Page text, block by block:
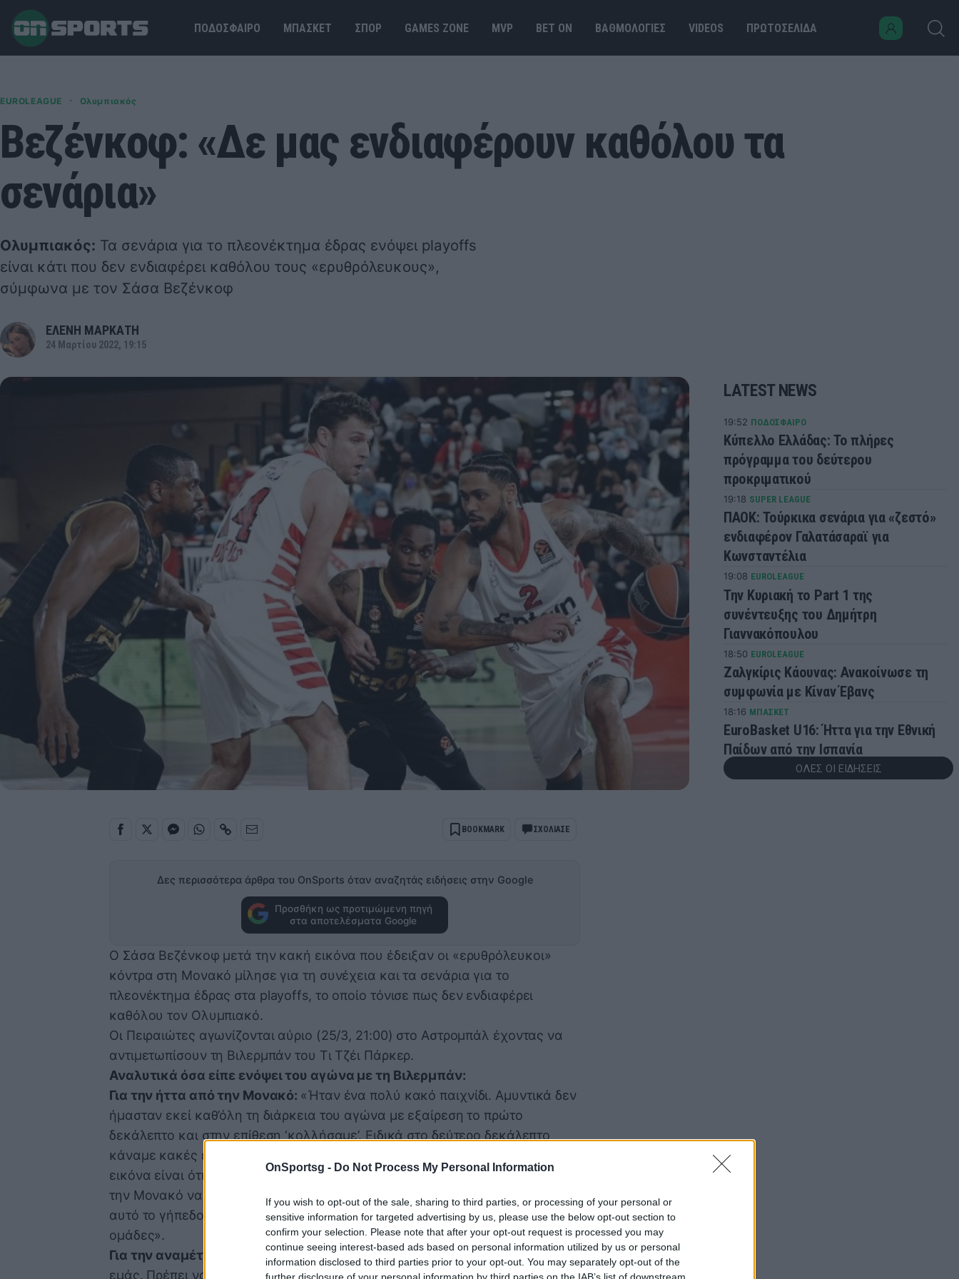
OnSportsg - Do Not Process My Personal Information
If you wish to opt-out of the sale, sharing to third parties, or processing of your personal or
sensitive information for targeted advertising by us, please use the below opt-out section to
confirm your selection. Please note that after your opt-out request is processed you may
continue seeing interest-based ads based on personal information utilized by us or personal
information disclosed to third parties prior to your opt-out. You may separately opt-out of the
ΠΟΔΟΣΦΑΙΡΟ ΜΠΑΣΚΕΤ ΣΠΟΡ GAMES ΖΟΝΕ MVP BET ΟΝ ΒΑΘΜΟΛΟΓΙΕΣ VIDEOS ΠΡΩΤΟΣΕΛΙΔΑ
EUROLEAGUE · Ολυμπιακός
Βεζένκοφ: «Δε μας ενδιαφέρουν καθόλου τα
σενάρια»
Ολυμπιακός: Τα σενάρια για το πλεονέκτημα έδρας ενόψει playoffs
είναι κάτι που δεν ενδιαφέρει καθόλου τους «ερυθρόλευκους»,
σύμφωνα με τον Σάσα Βεζένκοφ
ΕΛΕΝΗ ΜΑΡΚΑΤΗ
24 Μαρτίου 2022, 19:15
BOOKMARK ΣΧΟΛΙΑΣΕ
Δες περισσότερα άρθρα του OnSports όταν αναζητάς ειδήσεις στην Google
Προσθήκη ως προτιμώμενη πηγή
στα αποτελέσματα Google
Ο Σάσα Βεζένκοφ μετά την κακή εικόνα που έδειξαν οι «ερυθρόλευκοι»
κόντρα στη Μονακό μίλησε για τη συνέχεια και τα σενάρια για το
πλεονέκτημα έδρας στα playoffs, το οποίο τόνισε πως δεν ενδιαφέρει
καθόλου τον Ολυμπιακό.
Οι Πειραιώτες αγωνίζονται αύριο (25/3, 21:00) στο Αστρομπάλ έχοντας να
αντιμετωπίσουν τη Βιλερμπάν του Τι Τζέι Πάρκερ.
Αναλυτικά όσα είπε ενόψει του αγώνα με τη Βιλερμπάν:
Για την ήττα από την Μονακό: «Ήταν ένα πολύ κακό παιχνίδι. Αμυντικά δεν
ήμασταν εκεί καθ’όλη τη διάρκεια του αγώνα με εξαίρεση το πρώτο
δεκάλεπτο και στην επίθεση ‘κολλήσαμε’. Ειδικά στο δεύτερο δεκάλεπτο
κάναμε κακές επιλογές και τους δώσαμε εύκολους πόντους. Η γενική
εικόνα είναι ότι δεν παίξαμε σκληρά, δεν ελέγξαμε τον ρυθμό και αφήσαμε
την Μονακό να νιώσει πάρα πολύ άνετα. Η Μονακό έχει αποδείξει πως σε
αυτό το γήπεδο ειδικά παίζει πολύ καλά και έχει κερδίσει πολλές καλές
ομάδες».
Για την αναμέτρηση στην Λυών:«Το ότι έχουμε άμεσα ματς είναι θετικό για
εμάς. Πρέπει να μάθουμε από τα λάθη μας, πρέπει να βρούμε τι δεν κάναμε
LATEST NEWS
19:52 ΠΟΔΟΣΦΑΙΡΟ
Κύπελλο Ελλάδας: Το πλήρες
πρόγραμμα του δεύτερου
προκριματικού
19:18 SUPER LEAGUE
ΠΑΟΚ: Τούρκικα σενάρια για «ζεστό»
ενδιαφέρον Γαλατάσαραϊ για
Κωνσταντέλια
19:08 EUROLEAGUE
Την Κυριακή το Part 1 της
συνέντευξης του Δημήτρη
Γιαννακόπουλου
18:50 EUROLEAGUE
Ζαλγκίρις Κάουνας: Ανακοίνωσε τη
συμφωνία με Κίναν Έβανς
18:16 ΜΠΑΣΚΕΤ
EuroBasket U16: Ήττα για την Εθνική
Παίδων από την Ισπανία
18:07 ΠΟΔΟΣΦΑΙΡΟ
16:05MVP
Μήπως χρειαζόμαστε όλοι λίγο
«Γκρεγκ Πόποβιτς» στη ζωή μας;
ΟΛΕΣ ΟΙ ΕΙΔΗΣΕΙΣ